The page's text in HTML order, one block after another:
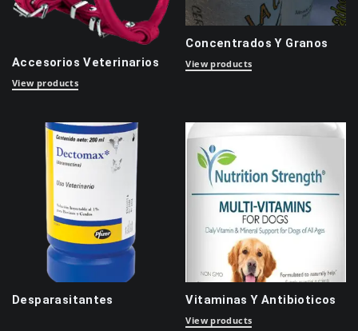
Accesorios Veterinarios
View products
Concentrados Y Granos
View products
Desparasitantes Vitaminas Y Antibioticos
View products